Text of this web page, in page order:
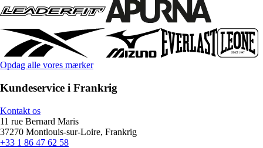
Opdag alle vores mærker
Kundeservice i Frankrig
Kontakt os
11 rue Bernard Maris
37270 Montlouis-sur-Loire, Frankrig
+33 1 86 47 62 58